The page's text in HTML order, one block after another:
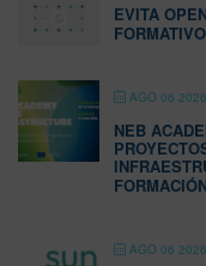
EVITA
AGO 06 2026
NEB
AGO 06 2026